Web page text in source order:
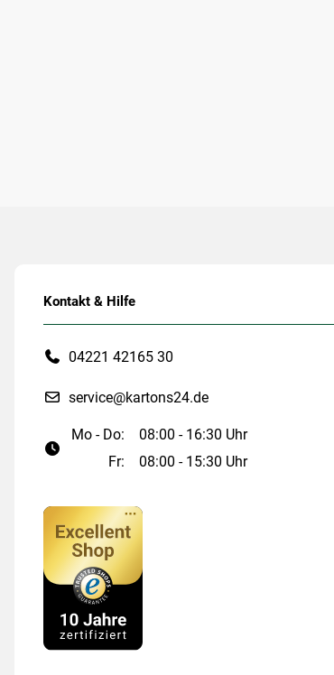
Kontakt & Hilfe
04221 42165 30
service@kartons24.de
Mo - Do:
08:00 - 16:30 Uhr
Fr:
08:00 - 15:30 Uhr